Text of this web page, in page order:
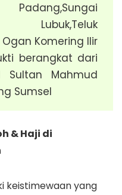
Lubuk,Teluk
Komering Ilir
berangkat dari
Sultan Mahmud
Sumsel
& Haji di
keistimewaan yang